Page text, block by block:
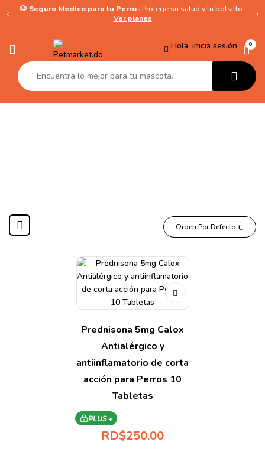
‹ 🐶 Seguro Medico para tu Perro ·Protege su salud y tu bolsillo ·
Ver planes
›
Hola, inicia sesión 0
Orden Por Defecto
Prednisona 5mg Calox
Antialérgico y
antiinflamatorio de corta
acción para Perros 10
Tabletas
PLUS +
RD$250.00